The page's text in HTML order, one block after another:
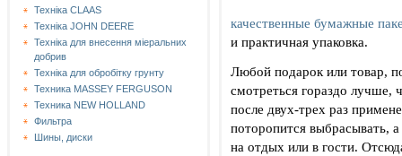
Техніка CLAAS
Техніка JOHN DEERE
Техніка для внесення міеральних
добрив
Техніка для обробітку грунту
Техника MASSEY FERGUSON
Техника NEW HOLLAND
Фильтра
Шины, диски
качественные бумажные
и практичная упаковка.
Любой подарок или товар,
смотреться гораздо
после двух-трех раз
поторопится выбрасывать,
на отдых или в гости.